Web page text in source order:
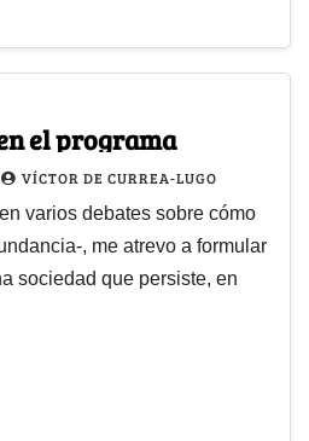
el programa
VÍCTOR DE CURREA-LUGO
varios debates sobre cómo
, me atrevo a formular
sociedad que persiste, en